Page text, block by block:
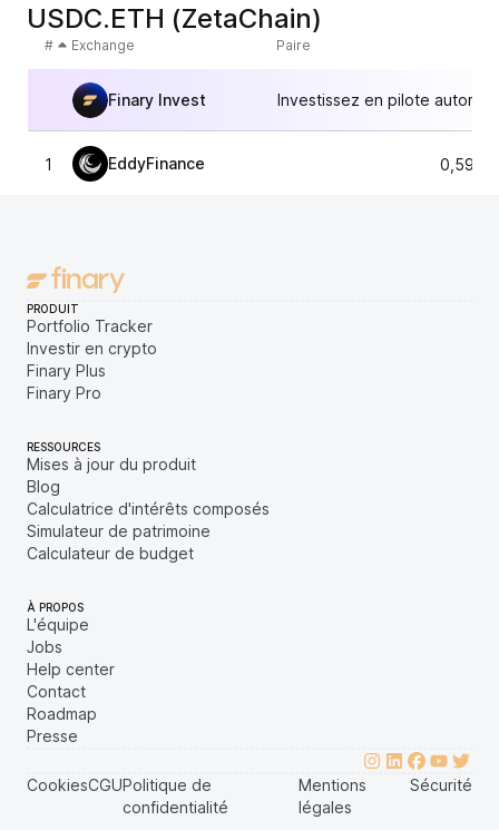
USDC.ETH (ZetaChain)
# Exchange Paire
Finary Invest Investissez en pilote
1 EddyFinance
PRODUIT
Portfolio Tracker
Investir en crypto
Finary Plus
Finary Pro
RESSOURCES
Mises à jour du produit
Blog
Calculatrice d'intérêts composés
Simulateur de patrimoine
Calculateur de budget
À PROPOS
L'équipe
Jobs
Help center
Contact
Roadmap
Presse
CookiesCGUPolitique de
confidentialité
Mentions
légales
Sécurité